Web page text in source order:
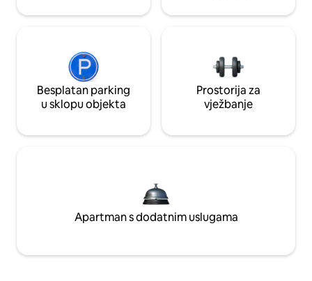
Besplatan parking
u sklopu objekta
Prostorija za
vježbanje
Apartman s dodatnim uslugama